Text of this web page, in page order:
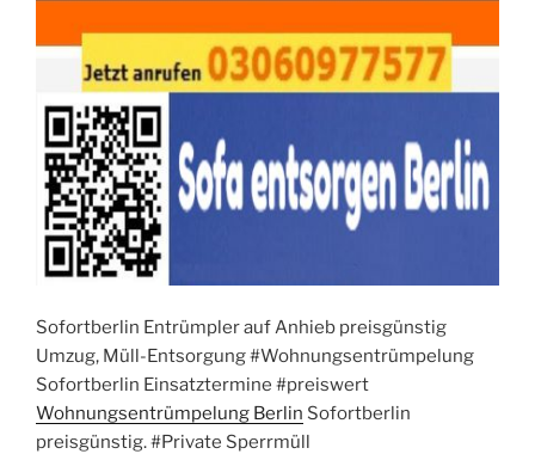
Sofortberlin Entrümpler auf Anhieb preisgünstig
Umzug, Müll-Entsorgung #Wohnungsentrümpelung
Sofortberlin Einsatztermine #preiswert
Wohnungsentrümpelung Berlin Sofortberlin
preisgünstig. #Private Sperrmüll